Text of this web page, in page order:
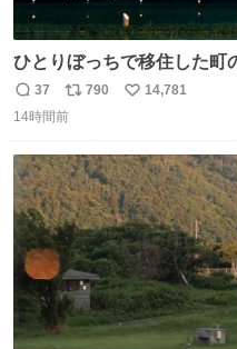
ひとりぼっちで移住した町
返
信
37
リ
ポ
ト
数
790
い
数
14,781
14時間前